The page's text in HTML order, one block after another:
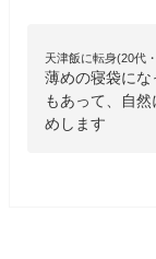
天津飯に転身(20代
薄めの寝袋に
もあって、自
めします